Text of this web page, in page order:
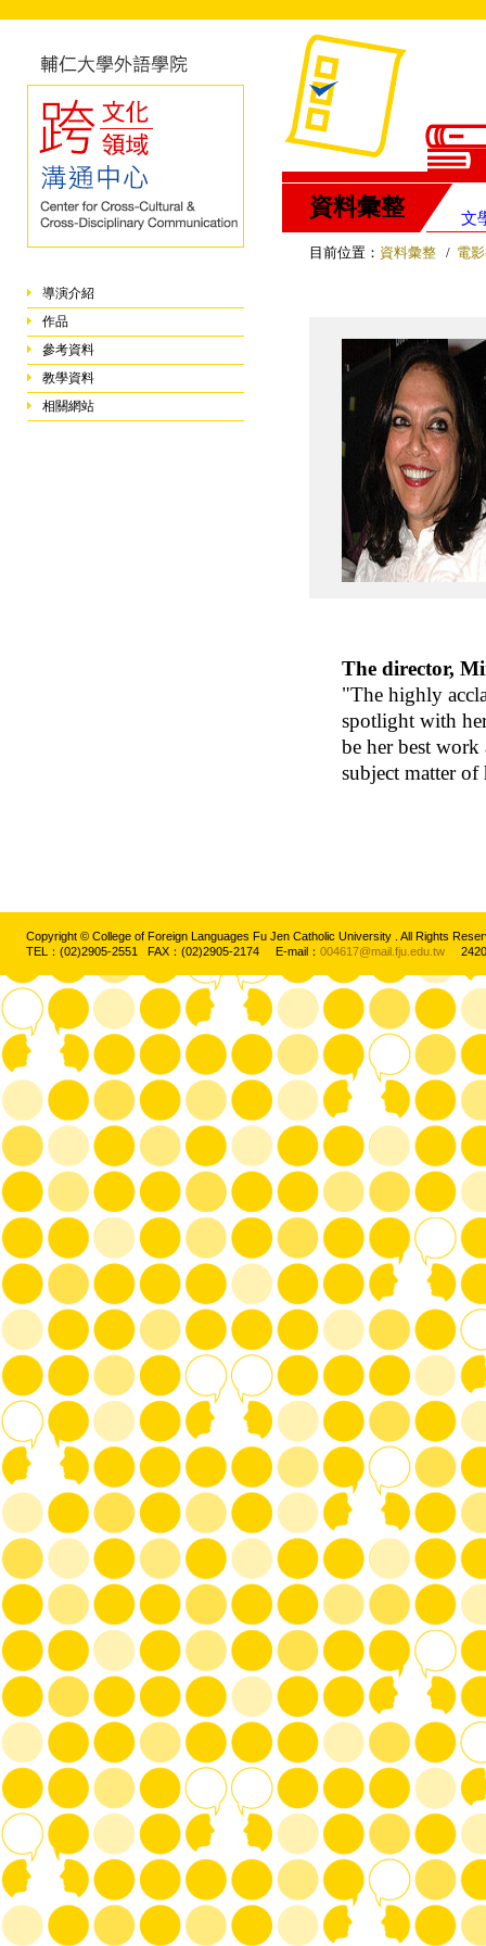
導演介紹
作品
參考資料
教學資料
相關網站
資料彙整 文
目前位置： 資料彙整 / 電
The director,
"The highly
spotlight with
be her best
subject matter
Copyright © College of Foreign Languages Fu Jen Catholic University . All Rights
TEL：(02)2905-2551 FAX：(02)2905-2174 E-mail： 004617@mail.fju.edu.tw